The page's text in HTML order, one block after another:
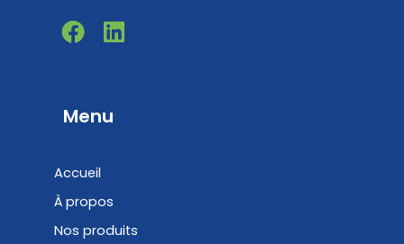
F
a
b
o
L
i
e
Menu
Accueil
À propos
Nos produits